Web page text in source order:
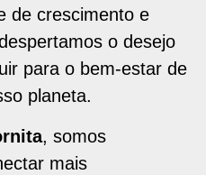
de crescimento e
o desejo
para o bem-estar de
planeta.
, somos
mais